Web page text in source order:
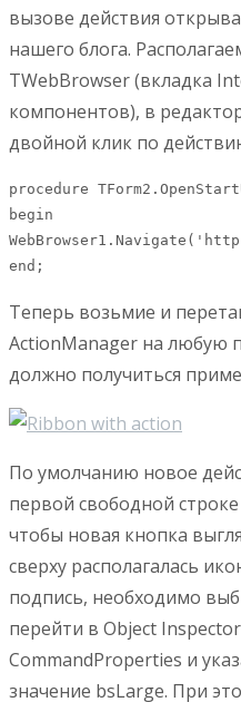
вызове действия
нашего блога.
TWebBrowser (вкладка
компонентов), в
двойной клик по
procedure
begin
end;
Теперь возьмие и
ActionManager на любую
должно получиться
По умолчанию новое
первой свободной
чтобы новая кнопка
сверху располагалась
подпись, необходимо
перейти в Object
CommandProperties и
значение bsLarge. При